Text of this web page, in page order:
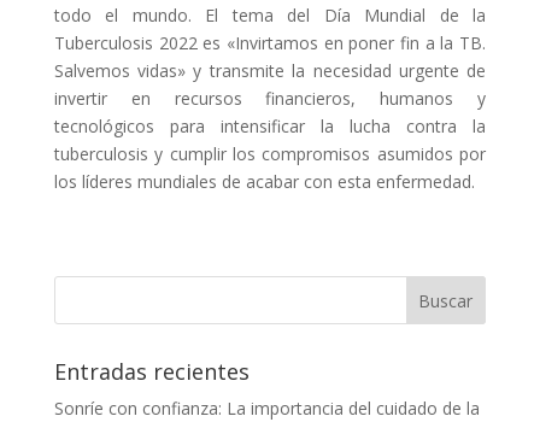
todo el mundo. El tema del Día Mundial de la
Tuberculosis 2022 es «Invirtamos en poner fin a la TB.
Salvemos vidas» y transmite la necesidad urgente de
invertir en recursos financieros, humanos y
tecnológicos para intensificar la lucha contra la
tuberculosis y cumplir los compromisos asumidos por
los líderes mundiales de acabar con esta enfermedad.
Entradas recientes
Sonríe con confianza: La importancia del cuidado de la